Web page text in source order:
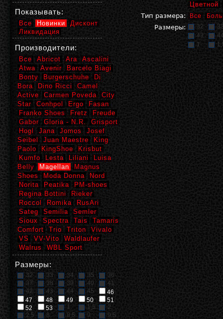
Цветной
Тип размера:
Все
Размеры: 32
43
1
Показывать:
Все Новинки
Дисконт
Ликвидация
Производители:
Все Abricot Ara
Ascalini
Atwa
Avenir
Barcelo Biagi
Bonty
Burgerschuhe
Di
Bora
Dino Ricci
Camel
Active
Carmen Poveda
City
Star
Conhpol Ergo
Fasan
Franko Shoes
Fretz
Freude
Gabor
Gloria - N.R.
Grisport
Hogl
Jana Jomos
Josef
Seibel
Juan Maestre
King
Paolo
KingShoe
Krisbut
Kumfo
Lesta Liliani
Luisa
Belly
Magellan
Magnus
Shoes
Moda Donna
Nord
Norita
Peatika
PM-shoes
Regina Bottini
Rieker
Roccol
Romika
RusAri
Sateg
Semilia
Semler
Sioux
Spectra Tais
Tamaris
Comfort
Trio Triton
Vivalo
VS
VV-Vito
Waldlaufer
Walrus
WBL Sport
Размеры:
32 33 34 35
36
37
38 39 40
41
42
43 44 45
46
47
48 49 50
51
52
53 1 1,5
2
2,5
8 8,5 9
9,5